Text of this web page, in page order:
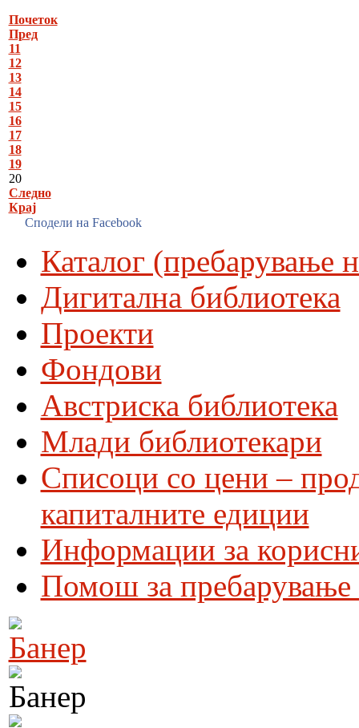
Почеток
Пред
11
12
13
14
15
16
17
18
19
20
Следно
Крај
Сподели на Facebook
Каталог (пребарување
Дигитална библиотека
Проекти
Фондови
Австриска библиотека
Млади библиотекари
Списоци со цени –
капиталните едиции
Информации за
Помош за